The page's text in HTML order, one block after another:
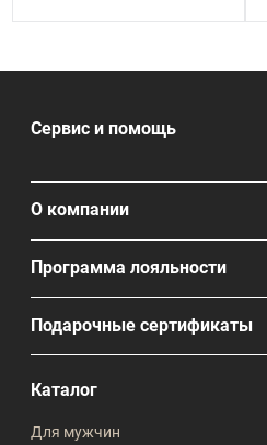
Сервис и помощь
О компании
Программа лояльности
Подарочные сертификаты
Каталог
Для мужчин